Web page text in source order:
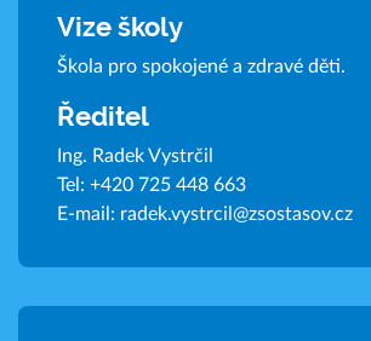
Vize školy
Škola pro spokojené a zdravé děti.
Ředitel
Ing. Radek Vystrčil
Tel: +420 725 448 663
E-mail: radek.vystrcil@zsostasov.cz